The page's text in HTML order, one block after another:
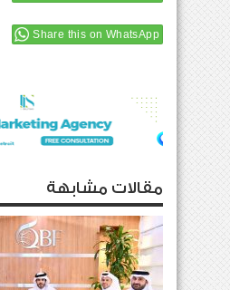
Share this on WhatsApp
مقالات مشابهة